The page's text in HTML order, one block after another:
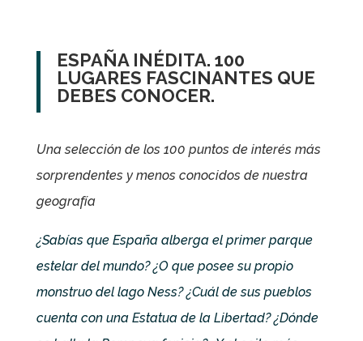
ESPAÑA INÉDITA. 100
LUGARES FASCINANTES QUE
DEBES CONOCER.
Una selección de los 100 puntos de interés más
sorprendentes y menos conocidos de nuestra
geografía
¿Sabías que España alberga el primer parque
estelar del mundo? ¿O que posee su propio
monstruo del lago Ness? ¿Cuál de sus pueblos
cuenta con una Estatua de la Libertad? ¿Dónde